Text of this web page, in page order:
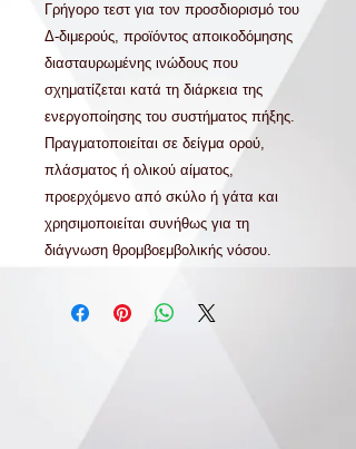
Γρήγορο τεστ για τον προσδιορισμό του
Δ-διμερούς, προϊόντος αποικοδόμησης
διασταυρωμένης ινώδους που
σχηματίζεται κατά τη διάρκεια της
ενεργοποίησης του συστήματος πήξης.
Πραγματοποιείται σε δείγμα ορού,
πλάσματος ή ολικού αίματος,
προερχόμενο από σκύλο ή γάτα και
χρησιμοποιείται συνήθως για τη
διάγνωση θρομβοεμβολικής νόσου.